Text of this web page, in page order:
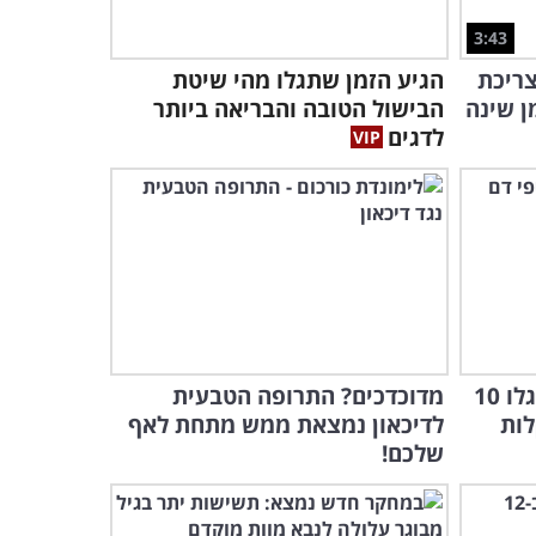
3:30
2 תרגילי עיסוי עצמי מומלצים
להקלה על כאבי כתפיים
וצוואר
התגלתה מחלת לב חדשה,
5:38
כל מה שצריך לדעת על
התסמינים והטיפול בדלקת
3:43
שינה
הגיע הזמן שתגלו מהי שיטת
הבישול הטובה והבריאה ביותר
לדגים
שטף דם הופיע על עורכם? גלו 10
מדוכדכים? התרופה הטבעית
לדיכאון נמצאת ממש מתחת לאף
שלכם!